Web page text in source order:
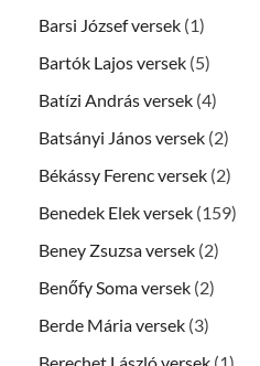
Barsi József versek (1)
Bartók Lajos versek (5)
Batízi András versek (4)
Batsányi János versek (2)
Békássy Ferenc versek (2)
Benedek Elek versek (159)
Beney Zsuzsa versek (2)
Benőfy Soma versek (2)
Berde Mária versek (3)